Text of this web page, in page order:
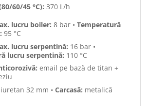
60/45 °C): 370 L/h
lucru boiler: 8 bar • Temperatură
95 °C
lucru serpentină: 16 bar •
lucru serpentină: 110 °C
email pe bază de titan +
32 mm • Carcasă: metalică